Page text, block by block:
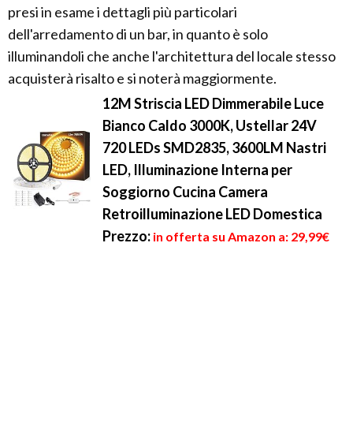
presi in esame i dettagli più particolari
dell'arredamento di un bar, in quanto è solo
illuminandoli che anche l'architettura del locale stesso
acquisterà risalto e si noterà maggiormente.
12M Striscia LED Dimmerabile Luce
Bianco Caldo 3000K, Ustellar 24V
720 LEDs SMD2835, 3600LM Nastri
LED, Illuminazione Interna per
Soggiorno Cucina Camera
Retroilluminazione LED Domestica
Prezzo: in offerta su Amazon a: 29,99€